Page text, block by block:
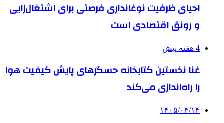
احیای ظرفیت نوغانداری فرصتی برای اشتغال‌زایی
و رونق اقتصادی است
4 هفته پیش
غنا نخستین کتابخانه حسگرهای پایش کیفیت هوا
را راه‌اندازی می‌کند
۱۴۰۵/۰۴/۱۴